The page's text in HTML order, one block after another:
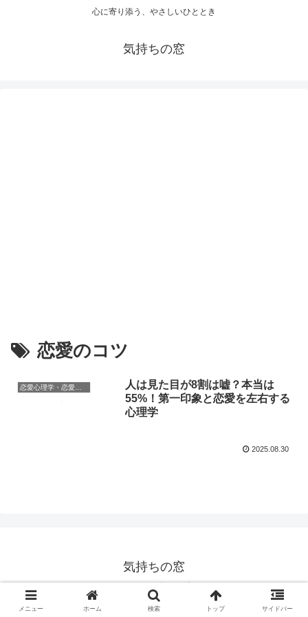
心に寄り添う、やさしいひととき
気持ちの窓
恋愛のコツ
恋愛心理学・恋愛の科学
人は見た目が8割は嘘？本当は
55%！第一印象と恋愛を左右する
心理学
2025.08.30
気持ちの窓
メニュー ホーム 検索 トップ サイドバー